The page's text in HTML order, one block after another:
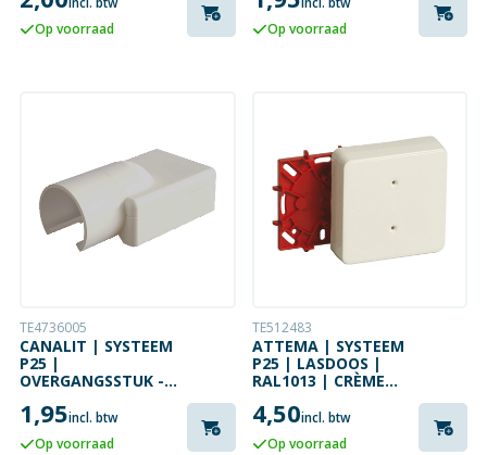
Op voorraad Op voorraad
TE4736005
CANALIT | SYSTEEM
P25 |
OVERGANGSSTUK -
RAL1013 | CRÈME
1,95incl. btw
Op voorraad
TE512483
ATTEMA | SYSTEEM
P25 | LASDOOS |
RAL1013 | CRÈME
4,50incl. btw
Op voorraad